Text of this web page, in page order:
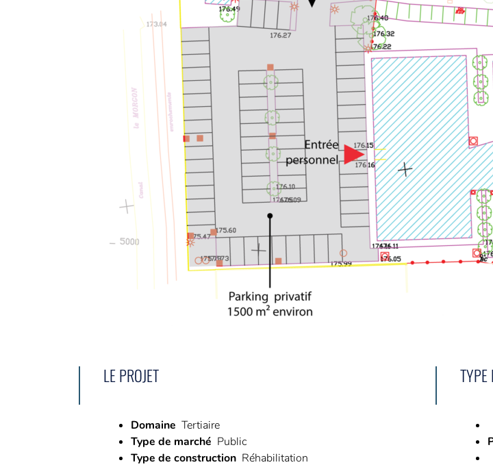
LE PROJET
Domaine Tertiaire
Type de marché Public
Type de construction Réhabilitation
TYPE